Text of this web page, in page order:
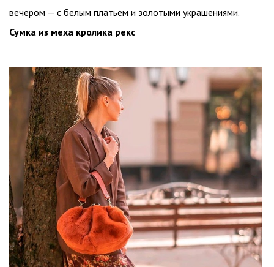
вечером — с белым платьем и золотыми украшениями.
Сумка из меха кролика рекс